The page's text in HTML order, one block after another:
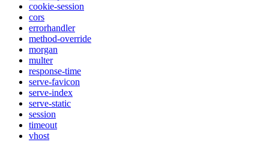
cookie-session
cors
errorhandler
method-override
morgan
multer
response-time
serve-favicon
serve-index
serve-static
session
timeout
vhost